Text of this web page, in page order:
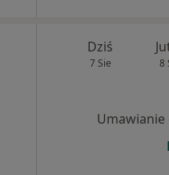
Dziś
7 Sie 8